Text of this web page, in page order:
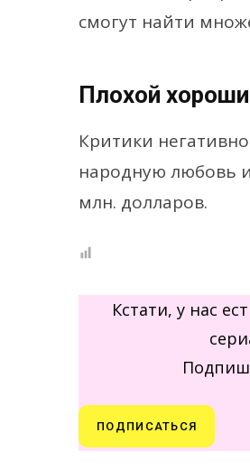
смогут найти
Плохой
Критики
народную любовь
млн. долларов.
Кстати, у нас
ПОДПИСАТЬСЯ